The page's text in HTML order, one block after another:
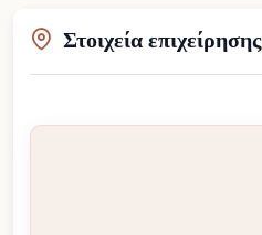
Στοιχεία επιχείρησης